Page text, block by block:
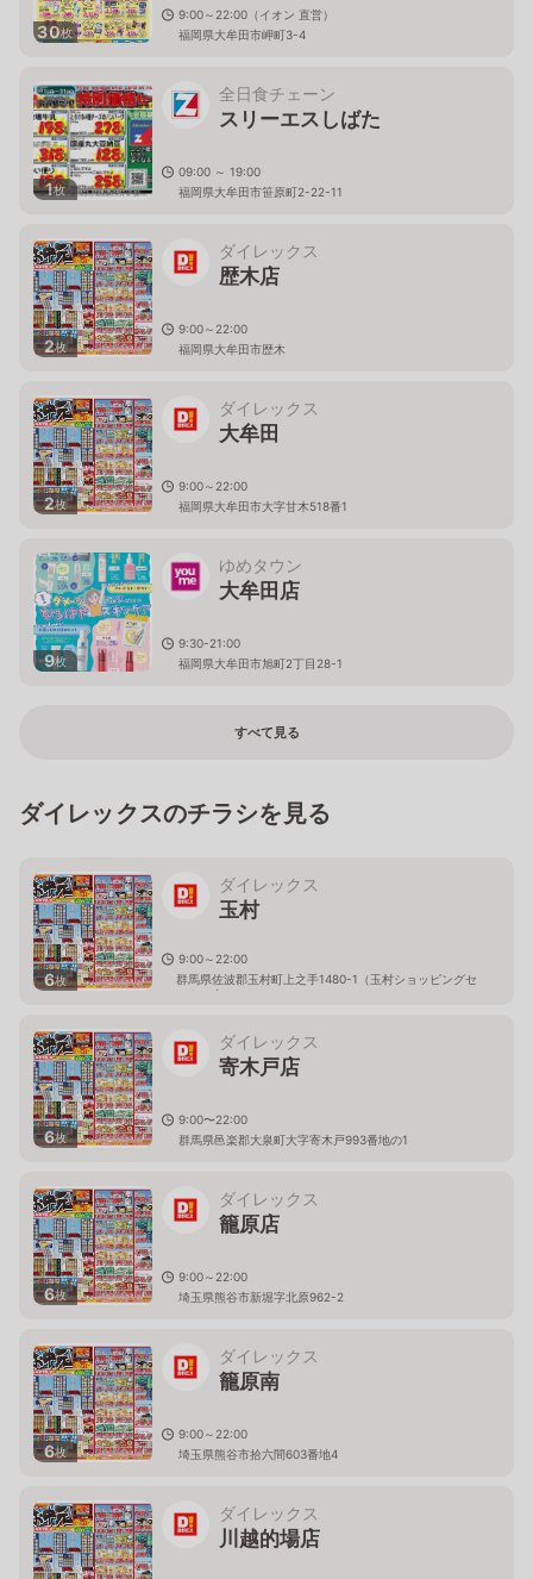
30枚
9:00～22:00（イオン 直営）
福岡県大牟田市岬町3-4
1枚
全日食チェーン
スリーエスしばた
09:00 ～ 19:00
福岡県大牟田市笹原町2-22-11
2枚
ダイレックス
歴木店
9:00～22:00
福岡県大牟田市歴木
2枚
ダイレックス
大牟田
9:00～22:00
福岡県大牟田市大字甘木518番1
9枚
ゆめタウン
大牟田店
9:30-21:00
福岡県大牟田市旭町2丁目28-1
すべて見る
ダイレックスのチラシを見る
6枚
ダイレックス
玉村
9:00～22:00
群馬県佐波郡玉村町上之手1480-1（玉村ショッピングセ
ンター内）
6枚
ダイレックス
寄木戸店
9:00〜22:00
群馬県邑楽郡大泉町大字寄木戸993番地の1
6枚
ダイレックス
籠原店
9:00～22:00
埼玉県熊谷市新堀字北原962-2
6枚
ダイレックス
籠原南
9:00～22:00
埼玉県熊谷市拾六間603番地4
ダイレックス
川越的場店